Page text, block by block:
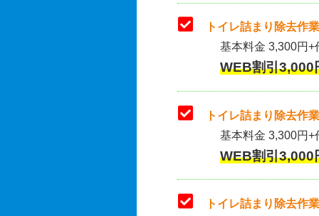
トイレ詰まり除去作
基本料金 3,300円+
WEB割引
トイレ詰まり除去作
基本料金 3,300円+
WEB割引
トイレ詰まり除去